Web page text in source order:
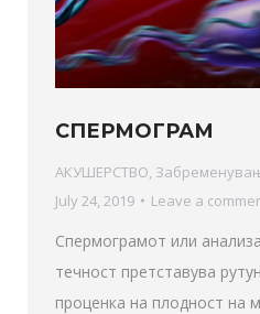
СПЕРМОГРАМ
АКУШЕРСТВО,
July 24, 2019
Leave a
Спермограмот или
течност претставува
проценка на плодност на